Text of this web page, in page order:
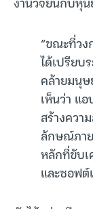
“ขณะที่วง
ได้เปรียบ
คล้ายมนุ
เห็นว่า แ
สร้างคว
ลักษณ์ภา
หลักที่ขับเ
และซอฟต์